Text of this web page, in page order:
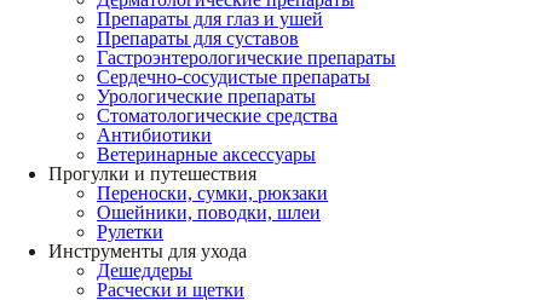
Препараты для глаз и ушей
Препараты для суставов
Гастроэнтерологические препараты
Сердечно-сосудистые препараты
Урологические препараты
Стоматологические средства
Антибиотики
Ветеринарные аксессуары
Прогулки и путешествия
Переноски, сумки, рюкзаки
Ошейники, поводки, шлеи
Рулетки
Инструменты для ухода
Дешеддеры
Расчески и щетки